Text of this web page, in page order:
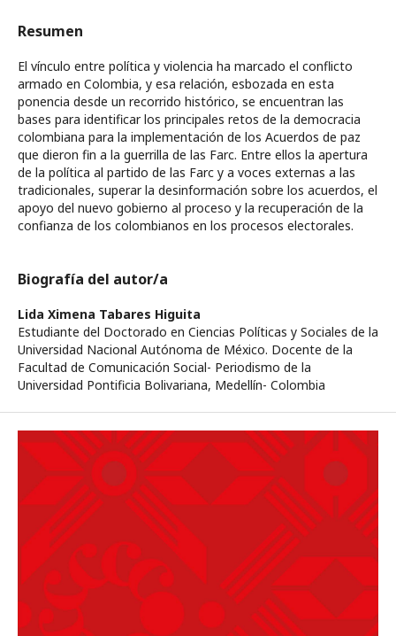
Resumen
El vínculo entre política y violencia ha marcado el conflicto
armado en Colombia, y esa relación, esbozada en esta
ponencia desde un recorrido histórico, se encuentran las
bases para identificar los principales retos de la democracia
colombiana para la implementación de los Acuerdos de paz
que dieron fin a la guerrilla de las Farc. Entre ellos la apertura
de la política al partido de las Farc y a voces externas a las
tradicionales, superar la desinformación sobre los acuerdos, el
apoyo del nuevo gobierno al proceso y la recuperación de la
confianza de los colombianos en los procesos electorales.
Biografía del autor/a
Lida Ximena Tabares Higuita
Estudiante del Doctorado en Ciencias Políticas y Sociales de la
Universidad Nacional Autónoma de México. Docente de la
Facultad de Comunicación Social- Periodismo de la
Universidad Pontificia Bolivariana, Medellín- Colombia